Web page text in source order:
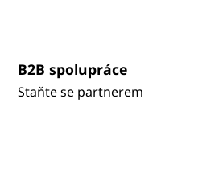
B2B spolupráce
Staňte se partnerem